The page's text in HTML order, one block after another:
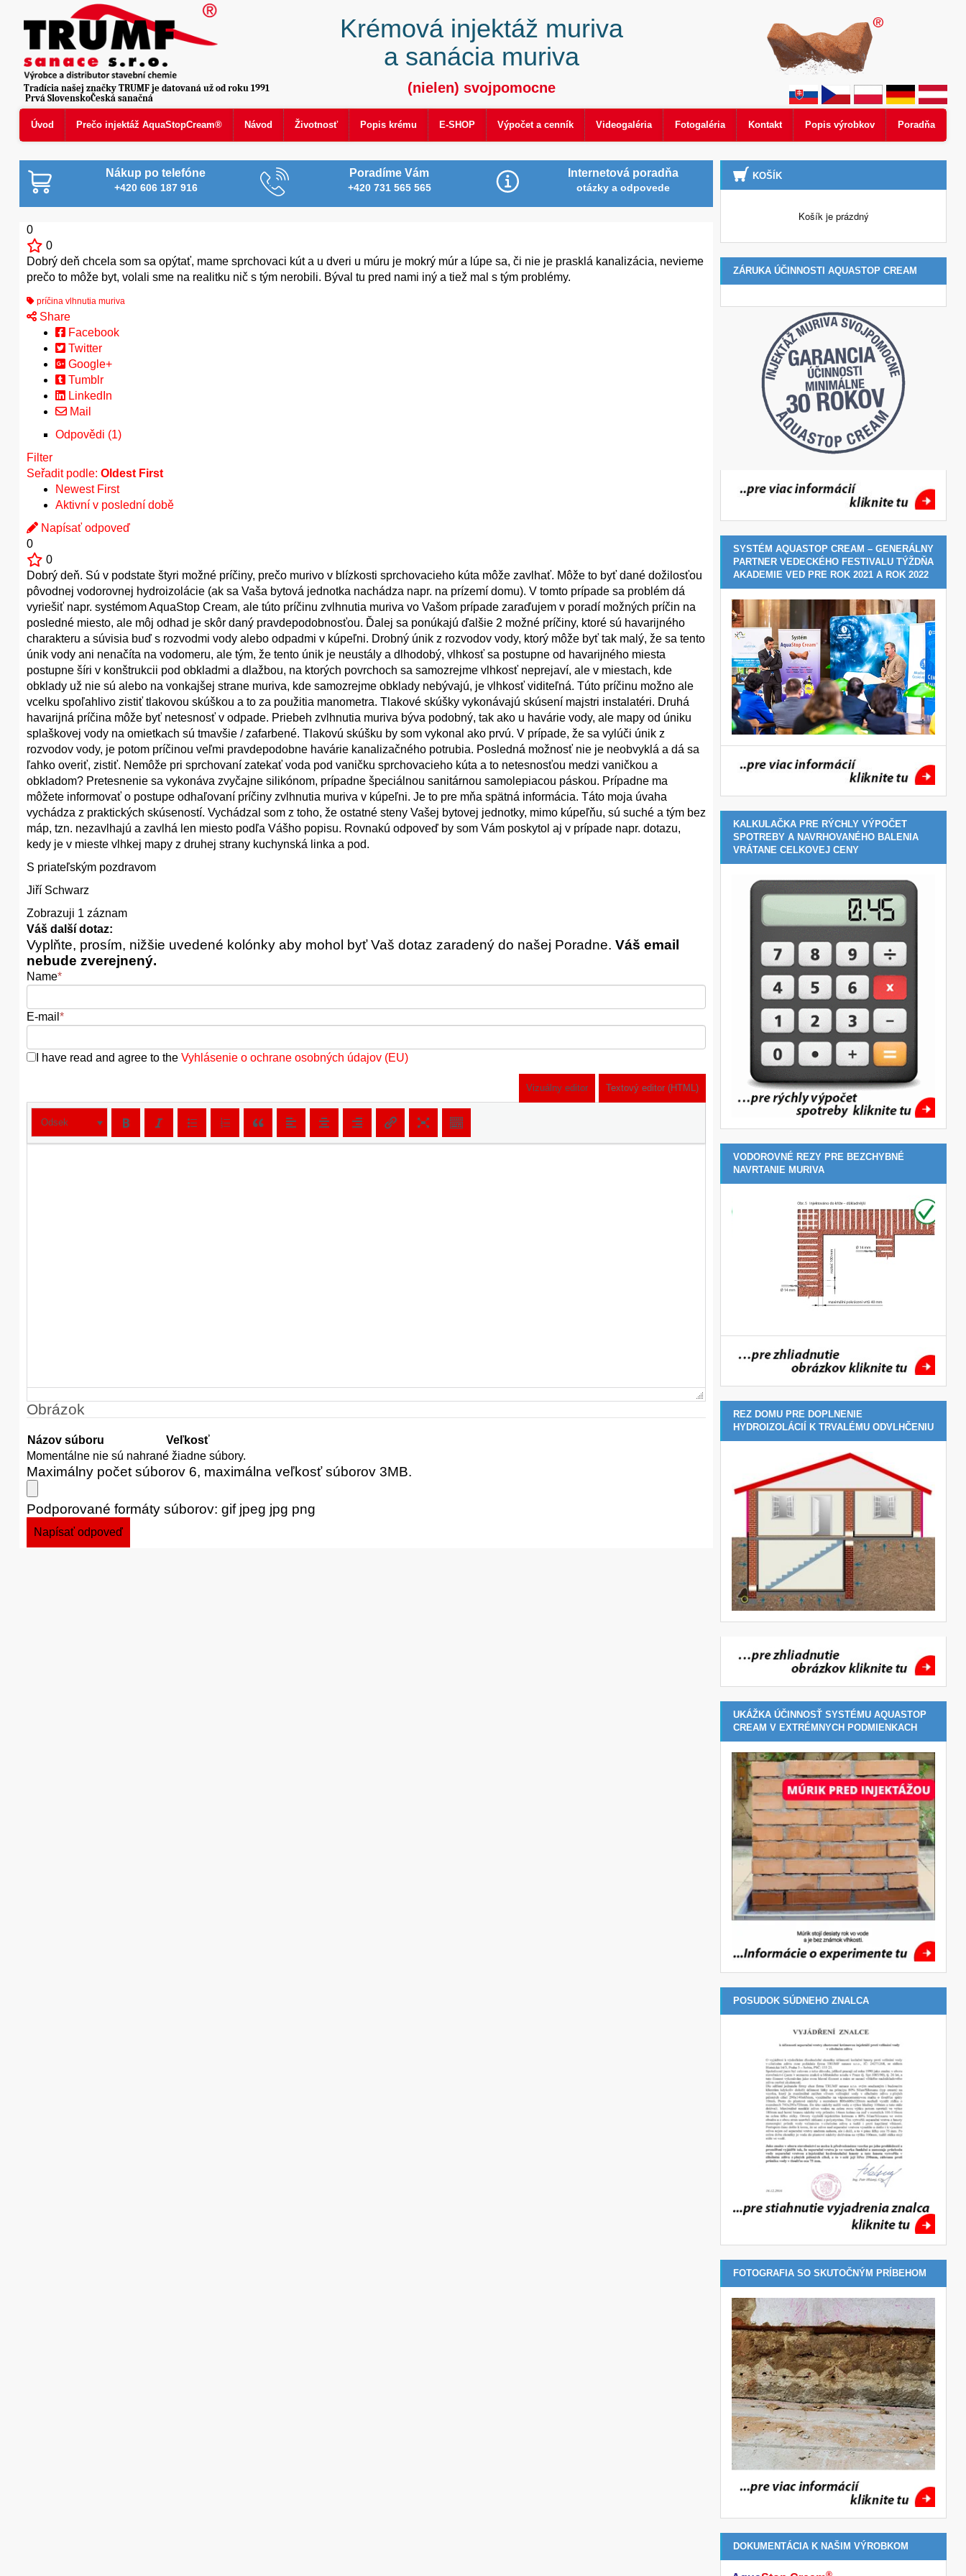
Úvod Prečo injektáž AquaStopCream® Návod Životnosť Popis krému E-SHOP Výpočet a cenník Videogaléria Fotogaléria Kontakt Popis výrobkov Poradňa
Prvá SlovenskoČeská sanačná
Krémová injektáž muriva
a sanácia muriva
(nielen) svojpomocne
Tradícia našej značky TRUMF je datovaná už od roku 1991
Nákup po telefóne
+420 606 187 916
Poradíme Vám
+420 731 565 565
Internetová poradňa
otázky a odpovede
0
0
Dobrý deň chcela som sa opýtať, mame sprchovaci kút a u dveri u múru je mokrý múr a lúpe sa, či nie je prasklá kanalizácia, nevieme
prečo to môže byt, volali sme na realitku nič s tým nerobili. Býval tu pred nami iný a tiež mal s tým problémy.
príčina vlhnutia muriva
Share
Facebook
Twitter
Google+
Tumblr
LinkedIn
Mail
Odpovědi (1)
Filter
Seřadit podle: Oldest First
Newest First
Aktivní v poslední době
Napísať odpoveď
0
0
Dobrý deň. Sú v podstate štyri možné príčiny, prečo murivo v blízkosti sprchovacieho kúta môže zavlhať. Môže to byť dané dožilosťou
pôvodnej vodorovnej hydroizolácie (ak sa Vaša bytová jednotka nachádza napr. na prízemí domu). V tomto prípade sa problém dá
vyriešiť napr. systémom AquaStop Cream, ale túto príčinu zvlhnutia muriva vo Vašom prípade zaraďujem v poradí možných príčin na
posledné miesto, ale môj odhad je skôr daný pravdepodobnosťou. Ďalej sa ponúkajú ďalšie 2 možné príčiny, ktoré sú havarijného
charakteru a súvisia buď s rozvodmi vody alebo odpadmi v kúpeľni. Drobný únik z rozvodov vody, ktorý môže byť tak malý, že sa tento
únik vody ani nenačíta na vodomeru, ale tým, že tento únik je neustály a dlhodobý, vlhkosť sa postupne od havarijného miesta
postupne šíri v konštrukcii pod obkladmi a dlažbou, na ktorých povrchoch sa samozrejme vlhkosť neprejaví, ale v miestach, kde
obklady už nie sú alebo na vonkajšej strane muriva, kde samozrejme obklady nebývajú, je vlhkosť viditeľná. Túto príčinu možno ale
vcelku spoľahlivo zistiť tlakovou skúškou a to za použitia manometra. Tlakové skúšky vykonávajú skúsení majstri instalatéri. Druhá
havarijná príčina môže byť netesnosť v odpade. Priebeh zvlhnutia muriva býva podobný, tak ako u havárie vody, ale mapy od úniku
splaškovej vody na omietkach sú tmavšie / zafarbené. Tlakovú skúšku by som vykonal ako prvú. V prípade, že sa vylúči únik z
rozvodov vody, je potom príčinou veľmi pravdepodobne havárie kanalizačného potrubia. Posledná možnosť nie je neobvyklá a dá sa
ľahko overiť, zistiť. Nemôže pri sprchovaní zatekať voda pod vaničku sprchovacieho kúta a to netesnosťou medzi vaničkou a
obkladom? Pretesnenie sa vykonáva zvyčajne silikónom, prípadne špeciálnou sanitárnou samolepiacou páskou. Prípadne ma
môžete informovať o postupe odhaľovaní príčiny zvlhnutia muriva v kúpeľni. Je to pre mňa spätná informácia. Táto moja úvaha
vychádza z praktických skúseností. Vychádzal som z toho, že ostatné steny Vašej bytovej jednotky, mimo kúpeľňu, sú suché a tým bez
máp, tzn. nezavlhajú a zavlhá len miesto podľa Vášho popisu. Rovnakú odpoveď by som Vám poskytol aj v prípade napr. dotazu,
kedy je v mieste vlhkej mapy z druhej strany kuchynská linka a pod.
S priateľským pozdravom
Jiří Schwarz
Zobrazuji 1 záznam
Váš další dotaz:
Vyplňte, prosím, nižšie uvedené kolónky aby mohol byť Vaš dotaz zaradený do našej Poradne. Váš email
nebude zverejnený.
Name*
E-mail *
I have read and agree to the Vyhlásenie o ochrane osobných údajov (EU)
Vizuálny editor Textový editor (HTML)
Odsek
Obrázok
Názov súboru
Veľkosť
Momentálne nie sú nahrané žiadne súbory.
Maximálny počet súborov 6, maximálna veľkosť súborov 3MB.
Podporované formáty súborov: gif jpeg jpg png
KOŠÍK
Košík je prázdný
ZÁRUKA ÚČINNOSTI AQUASTOP CREAM
SYSTÉM AQUASTOP CREAM – GENERÁLNY
PARTNER VEDECKÉHO FESTIVALU TÝŽDŇA
AKADEMIE VED PRE ROK 2021 A ROK 2022
KALKULAČKA PRE RÝCHLY VÝPOČET
SPOTREBY A NAVRHOVANÉHO BALENIA
VRÁTANE CELKOVEJ CENY
VODOROVNÉ REZY PRE BEZCHYBNÉ
NAVRTANIE MURIVA
REZ DOMU PRE DOPLNENIE
HYDROIZOLÁCIÍ K TRVALÉMU ODVLHČENIU
UKÁŽKA ÚČINNOSŤ SYSTÉMU AQUASTOP
CREAM V EXTRÉMNYCH PODMIENKACH
POSUDOK SÚDNEHO ZNALCA
FOTOGRAFIA SO SKUTOČNÝM PRÍBEHOM
DOKUMENTÁCIA K NAŠIM VÝROBKOM